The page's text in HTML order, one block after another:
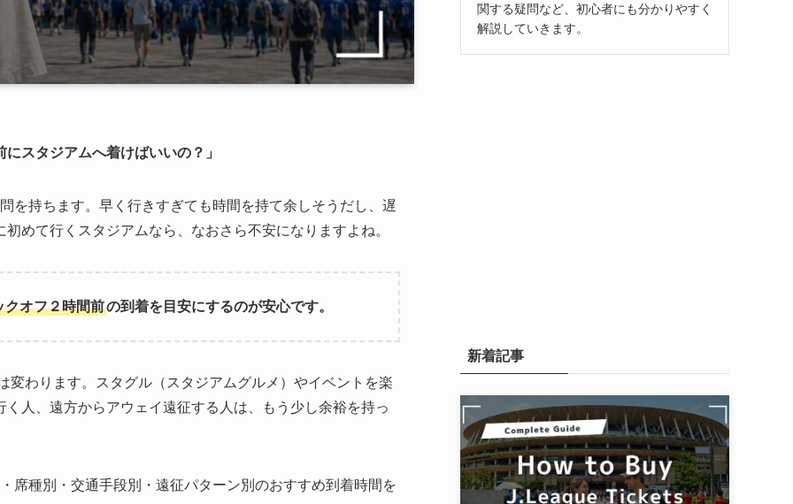
スタジアムへ着けばいいの？」
を持ちます。早く行きすぎても時間を持て余しそうだし、遅
めて行くスタジアムなら、なおさら不安になりますよね。
クオフ２時間前の到着を目安にするのが安心です。
変わります。スタグル（スタジアムグルメ）やイベントを楽
人、遠方からアウェイ遠征する人は、もう少し余裕を持っ
席種別・交通手段別・遠征パターン別のおすすめ到着時間を
関する疑問など、初心者にも分かりやすく
解説していきます。
新着記事